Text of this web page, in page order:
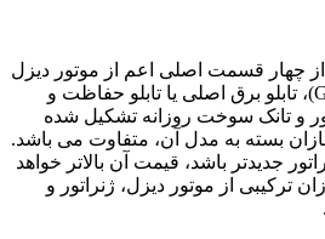
از چهار قسمت اصلی اعم از موتور دیزل
(Engine)، ژنراتور (Generator)، تابلو برق اصلی یا تابلو حفاظت و
و تانک سوخت روزانه تشکیل شده
بسته به مدل آن، متفاوت می باشد.
جدیدتر باشد، قیمت آن بالاتر خواهد
ترکیبی از موتور دیزل، ژنراتور و